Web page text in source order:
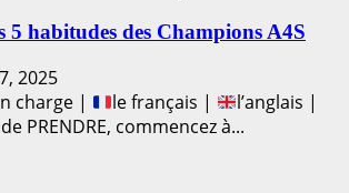
habitudes des Champions A4S
2025
charge |
le français |
l’anglais |
PRENDRE, commencez à...